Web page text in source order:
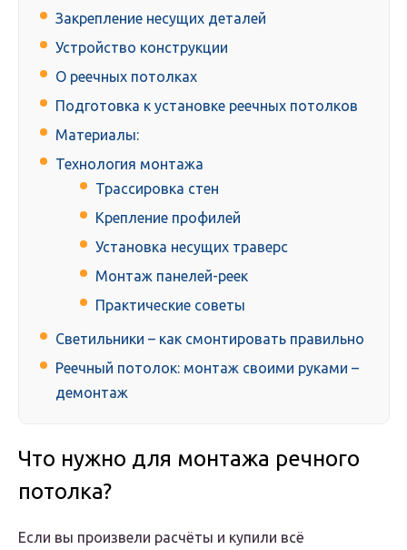
Закрепление несущих деталей
Устройство конструкции
О реечных потолках
Подготовка к установке реечных потолков
Материалы:
Технология монтажа
Трассировка стен
Крепление профилей
Установка несущих траверс
Монтаж панелей-реек
Практические советы
Светильники – как смонтировать правильно
Реечный потолок: монтаж своими руками –
демонтаж
Что нужно для монтажа речного
потолка?
Если вы произвели расчёты и купили всё